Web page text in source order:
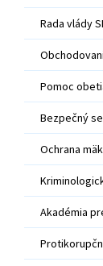
Rada vlády
Pomoc
Bezpečný
Ochrana
Akadémia